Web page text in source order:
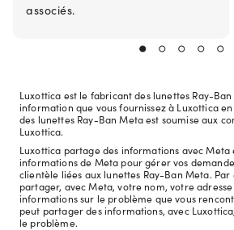
associés.
Luxottica est le fabricant des lunettes Ray-
information que vous fournissez à Luxottica
des lunettes Ray-Ban Meta est soumise aux
Luxottica.
Luxottica partage des informations avec Meta
informations de Meta pour gérer vos
clientèle liées aux lunettes Ray-Ban Meta.
partager, avec Meta, votre nom, votre
informations sur le problème que vous
peut partager des informations, avec
le problème.